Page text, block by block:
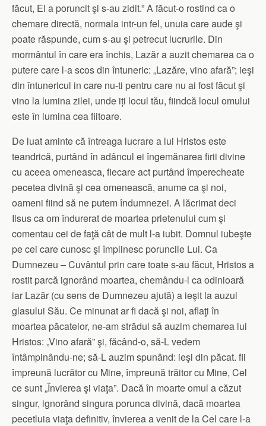
făcut, El a poruncit şi s-au zidit.” A făcut-o rostind ca o
chemare directă, normala intr-un fel, unuia care aude şi
poate răspunde, cum s-au şi petrecut lucrurile. Din
mormântul în care era închis, Lazăr a auzit chemarea ca o
putere care l-a scos din întuneric: „Lazăre, vino afară”; ieşi
din întunericul in care nu-ti pentru care nu ai fost făcut şi
vino la lumina zilei, unde iți locul tău, fiindcă locul omului
este în lumina cea fiitoare.
De luat aminte că întreaga lucrare a lui Hristos este
teandrică, purtând în adâncul ei îngemănarea firii divine
cu aceea omeneasca, fiecare act purtând împerecheate
pecetea divină şi cea omenească, anume ca şi noi,
oameni fiind să ne putem îndumnezei. A lăcrimat deci
Iisus ca om îndurerat de moartea prietenului cum şi
comentau cei de faţă cât de mult l-a iubit. Domnul iubeşte
pe cei care cunosc şi împlinesc poruncile Lui. Ca
Dumnezeu – Cuvântul prin care toate s-au făcut, Hristos a
rostit parcă ignorând moartea, chemându-l ca odinioară
iar Lazăr (cu sens de Dumnezeu ajută) a ieşit la auzul
glasului Său. Ce minunat ar fi dacă şi noi, aflaţi în
moartea păcatelor, ne-am strădui să auzim chemarea lui
Hristos: „Vino afară” şi, făcând-o, să-L vedem
întâmpinându-ne; să-L auzim spunând: ieşi din păcat. fii
împreună lucrător cu Mine, împreună trăitor cu Mine, Cel
ce sunt „Învierea şi viaţa”. Dacă în moarte omul a căzut
singur, ignorând singura porunca divină, dacă moartea
pecetluia viaţa definitiv, învierea a venit de la Cel care l-a